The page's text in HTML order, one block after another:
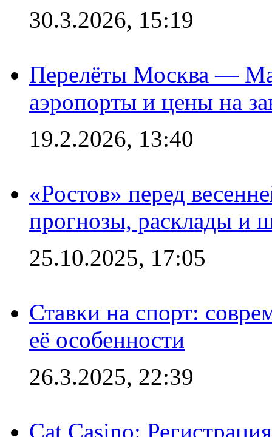
30.3.2026, 15:19
Перелёты Москва —
аэропорты и цены на
19.2.2026, 13:40
«Ростов» перед
прогнозы, расклады и
25.10.2025, 17:05
Ставки на спорт:
её особенности
26.3.2025, 22:39
Cat Casino: